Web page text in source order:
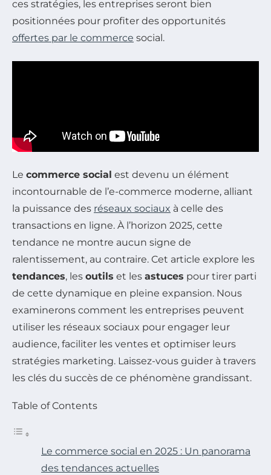
ces stratégies, les entreprises seront bien
positionnées pour profiter des opportunités
offertes par le commerce social.
Le commerce social est devenu un élément
incontournable de l’e-commerce moderne, alliant
la puissance des réseaux sociaux à celle des
transactions en ligne. À l’horizon 2025, cette
tendance ne montre aucun signe de
ralentissement, au contraire. Cet article explore les
tendances, les outils et les astuces pour tirer parti
de cette dynamique en pleine expansion. Nous
examinerons comment les entreprises peuvent
utiliser les réseaux sociaux pour engager leur
audience, faciliter les ventes et optimiser leurs
stratégies marketing. Laissez-vous guider à travers
les clés du succès de ce phénomène grandissant.
Table of Contents
Le commerce social en 2025 : Un panorama
des tendances actuelles